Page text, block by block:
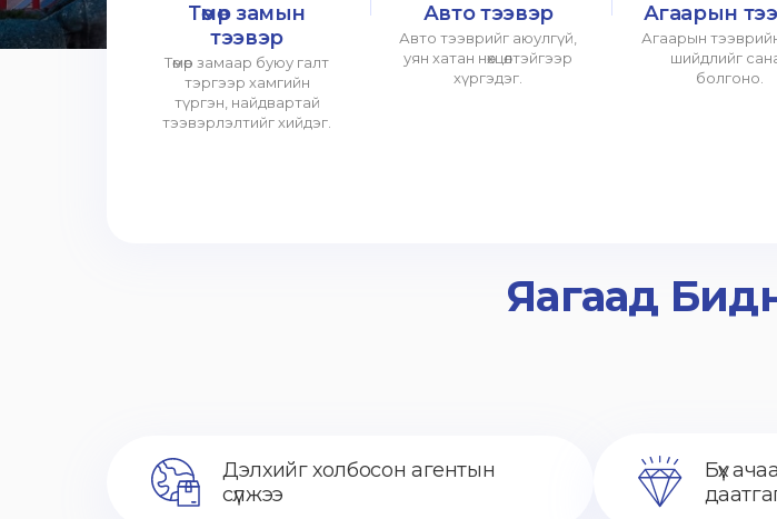
Төмөр замын
тээвэр
Төмөр замаар буюу галт
тэргээр хамгийн
түргэн, найдвартай
тээвэрлэлтийг хийдэг.
Авто тээвэр
Авто тээврийг аюулгүй,
уян хатан нөхцөлтэйгээр
хүргэдэг.
Агаарын
Агаарын
шийдлийг
болгоно.
Яагаад
Дэлхийг холбосон агентын
сүлжээ
Бүх ачаа